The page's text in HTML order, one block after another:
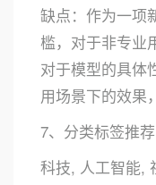
缺点：作为一项
槛，对于非专业
对于模型的具体
用场景下的效果
7、分类标签推荐
科技, 人工智能,